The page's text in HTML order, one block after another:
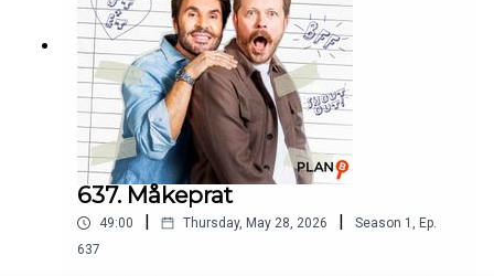
637. Måkeprat
49:00 Thursday, May 28, 2026 Season 1 , Ep.
637